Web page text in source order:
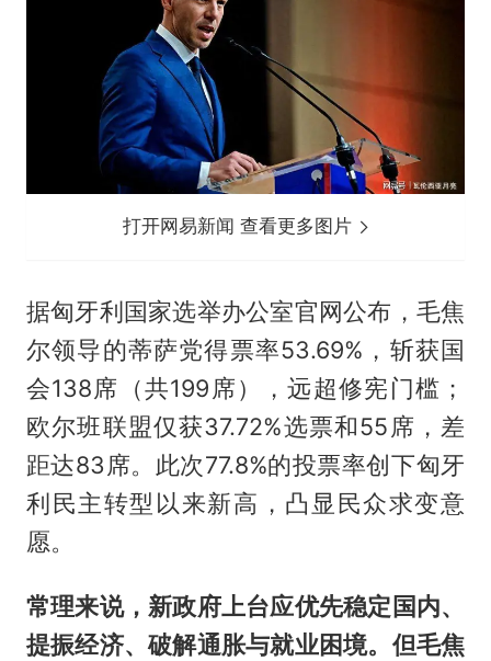
打开网易新闻 查看更多图片
据匈牙利国家选举办公室官网公布，毛焦
尔领导的蒂萨党得票率53.69%，斩获国
会138席（共199席），远超修宪门槛；
欧尔班联盟仅获37.72%选票和55席，差
距达83席。此次77.8%的投票率创下匈牙
利民主转型以来新高，凸显民众求变意
愿。
常理来说，新政府上台应优先稳定国内、
提振经济、破解通胀与就业困境。但毛焦